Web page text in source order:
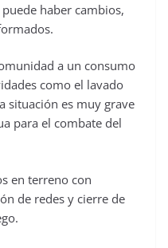
haber cambios,
a un consumo
como el lavado
situación es muy grave
para el combate del
en terreno con
de redes y cierre de